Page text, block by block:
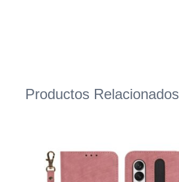
Productos Relacionados